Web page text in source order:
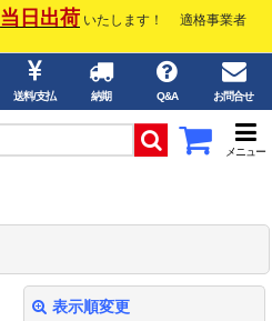
当日出荷 いたします！
適格事業者
送料/支払 納期 Q&A お問合せ
メニュー
表示順変更